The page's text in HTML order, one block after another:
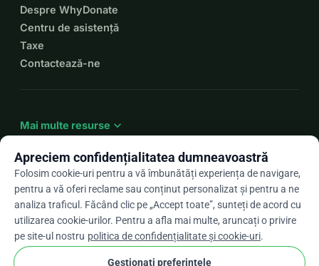
Despre WhyDonate
Centru de asistență
Taxe
Contactează-ne
Mai multe resurse expand_more
Roarrow_drop_down
★★★★★4,9 / 5 pe baza a peste 500 de recenzii
Apreciem confidențialitatea dumneavoastră
Folosim cookie-uri pentru a vă îmbunătăți experiența de navigare,
pentru a vă oferi reclame sau conținut personalizat și pentru a ne
analiza traficul. Făcând clic pe „Accept toate”, sunteți de acord cu
utilizarea cookie-urilor. Pentru a afla mai multe, aruncați o privire
pe site-ul nostru politica de confidențialitate și cookie-uri.
Gestionați preferințele